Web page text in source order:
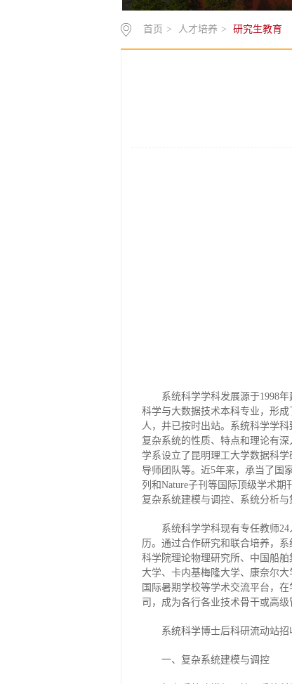
首页 > 人才培养 > 研究生教育
系统科学学科发展源于1998
科学与大数据技术本科专业，形
人，并已按时出站。系统科学学
复杂系统的性质、特点和理论有
学系设立了昆明理工大学数据科
导师团队等。近5年来，承当了国
列和Nature子刊等国际顶级学术
复杂系统建模与调控、系统分析
系统科学学科现有专任教师
历。通过合作研究和联合培养，
科学院理论物理研究所、中国船
大学、卡内基梅隆大学、康奈尔
国际暑期学校等学术交流平台，
司，成为各行各业技术骨干或高级
系统科学博士后科研流动站招
一、复杂系统建模与调控